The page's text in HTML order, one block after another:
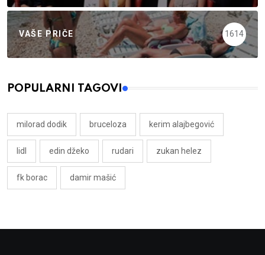
VAŠE PRIČE 1614
POPULARNI TAGOVI
milorad dodik bruceloza kerim alajbegović
lidl edin džeko rudari zukan helez
fk borac damir mašić